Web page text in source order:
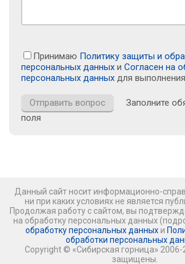
Принимаю Политику защиты и
персональных данных и Согласен на
персональных данных для
Заполните
поля
Данный сайт носит информационно-
ни при каких условиях не является
Продолжая работу с сайтом, вы
на обработку персональных данных
обработку персональных данных и
обработки персональных
Copyright © «Сибирская горница» 2006-
защищены.